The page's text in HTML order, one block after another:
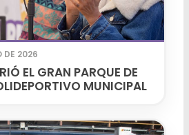
DE 2026
EL GRAN PARQUE DE
MUNICIPAL